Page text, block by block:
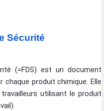
Sécurité
(=FDS) est un document
produit chimique. Elle
utilisant le produit